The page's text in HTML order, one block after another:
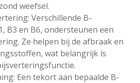
weefsel.
Verschillende B-
B3 en B6, ondersteunen een
Ze helpen bij de afbraak en
wat belangrijk is
Een tekort aan bepaalde B-